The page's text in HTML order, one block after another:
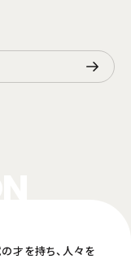
才を持ち、人々を